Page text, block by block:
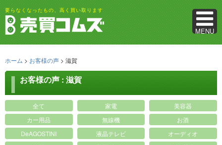
MENU
要らなくなったもの、高く買い取ります
ホーム > お客様の声 > 滋賀
お客様の声 : 滋賀
全て 家電
美容器
カー用品
無線機
お酒
DeAGOSTINI
液晶テレビ
オーディオ